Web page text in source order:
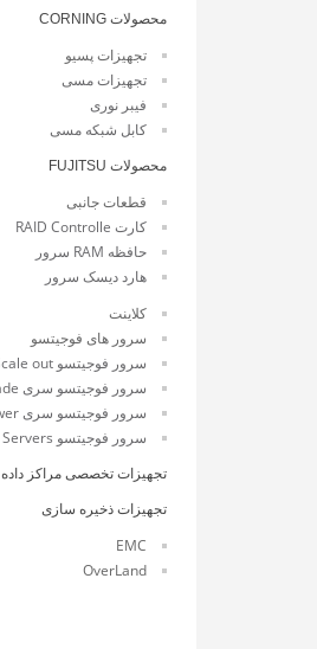
محصولات CORNING
تجهیزات پسیو
تجهیزات مسی
فیبر نوری
کابل شبکه مسی
محصولات FUJITSU
قطعات جانبی
کارت RAID Controlle
حافظه RAM سرور
هارد دیسک سرور
کلاینت
سرور های فوجیتسو
سرور فوجیتسو Scale out
سرور فوجیتسو سری Blade
سرور فوجیتسو سری Tower
سرور فوجیتسو Rack Servers
تجهیزات تخصصی مراکز داده
تجهیزات ذخیره سازی
EMC
OverLand